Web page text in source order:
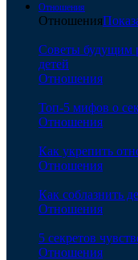
Отношения
Отношения
Советы будущим
детей
Отношения
Топ-5 мифов о
Отношения
Как укрепить
Отношения
Как соблазнить
Отношения
5 секретов
Отношения